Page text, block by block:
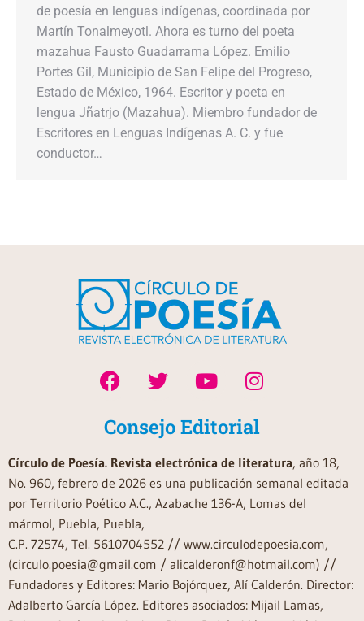
de poesía en lenguas indígenas, coordinada por
Martín Tonalmeyotl. Ahora es turno del poeta
mazahua Fausto Guadarrama López. Emilio
Portes Gil, Municipio de San Felipe del Progreso,
Estado de México, 1964. Escritor y poeta en
lengua Jñatrjo (Mazahua). Miembro fundador de
Escritores en Lenguas Indígenas A. C. y fue
conductor…
Consejo Editorial
Círculo de Poesía. Revista electrónica de literatura, año 18,
No. 960, febrero de 2026 es una publicación semanal editada
por Territorio Poético A.C., Azabache 136-A, Lomas del
mármol, Puebla, Puebla,
C.P. 72574, Tel. 5610704552 // www.circulodepoesia.com,
(circulo.poesia@gmail.com / alicalderonf@hotmail.com) //
Fundadores y Editores: Mario Bojórquez, Alí Calderón. Director:
Adalberto García López. Editores asociados: Mijail Lamas,